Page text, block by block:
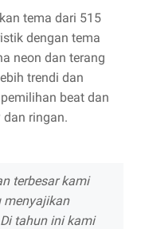
tema dari 515
dengan tema
neon dan terang
trendi dan
beat dan
dan ringan.
terbesar kami
menyajikan
tahun ini kami